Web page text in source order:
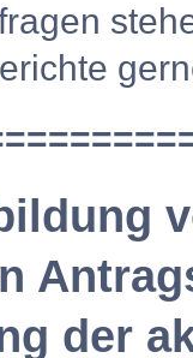
der